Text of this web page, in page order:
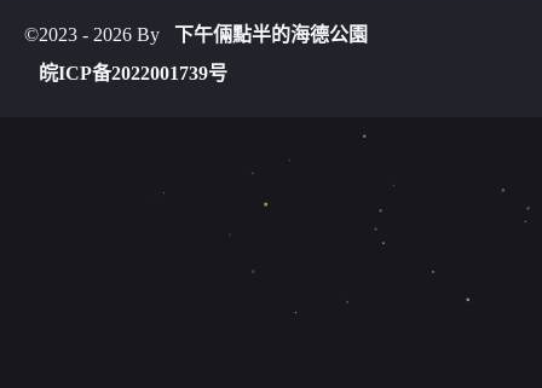
©2023 - 2026 By
下午倆點半的海德公園
皖ICP备2022001739号